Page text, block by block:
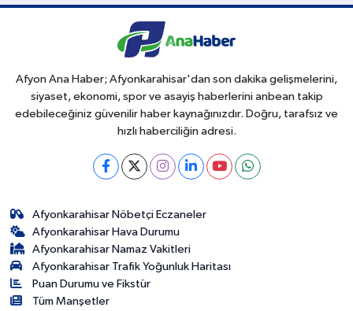
Afyon Ana Haber; Afyonkarahisar'dan son dakika gelişmelerini,
siyaset, ekonomi, spor ve asayiş haberlerini anbean takip
edebileceğiniz güvenilir haber kaynağınızdır. Doğru, tarafsız ve
hızlı haberciliğin adresi.
Afyonkarahisar Nöbetçi Eczaneler
Afyonkarahisar Hava Durumu
Afyonkarahisar Namaz Vakitleri
Afyonkarahisar Trafik Yoğunluk Haritası
Puan Durumu ve Fikstür
Tüm Manşetler